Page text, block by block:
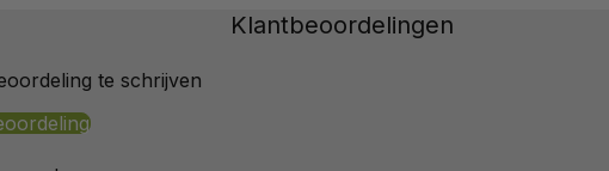
Klantbeoordelingen
te schrijven